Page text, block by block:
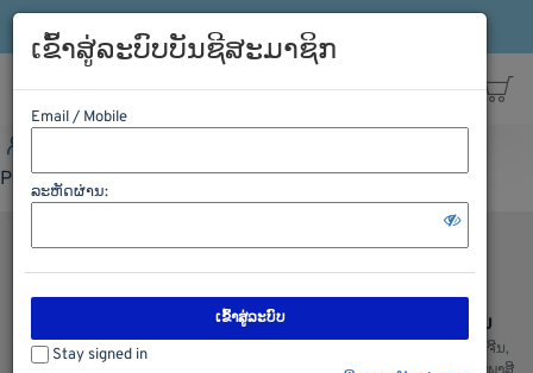
Please Login first
ພວກເຮົາມີລະບົບການຮັກສາຄວາມປອດ
ການຂົນສົ່ງ ຈີນ ລາວ ຈີນ
ບໍລິການຂົນສົ່ງ ຈີນ ລາວ ແລະ ລາວຈີນ,
ເຂົ້າສູ່ລະບົບບັນຊີສະມາຊິກ
Email / Mobile
ລະຫັດຜ່ານ:
ເຂົ້າສູ່ລະບົບ
Stay signed in